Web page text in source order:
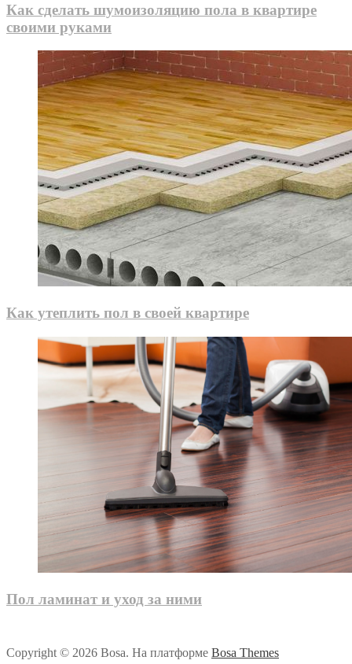
Как сделать шумоизоляцию пола в квартире
своими руками
Как утеплить пол в своей квартире
Пол ламинат и уход за ними
Copyright © 2026 Bosa. На платформе Bosa Themes